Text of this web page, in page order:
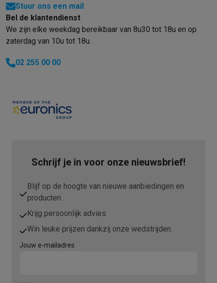
Stuur ons een mail
Bel de klantendienst
We zijn elke weekdag bereikbaar van 8u30 tot 18u en op
zaterdag van 10u tot 18u.
02 255 00 00
Schrijf je in voor onze nieuwsbrief!
Blijf op de hoogte van nieuwe aanbiedingen en
producten.
Krijg persoonlijk advies.
Win leuke prijzen dankzij onze wedstrijden.
Jouw e-mailadres